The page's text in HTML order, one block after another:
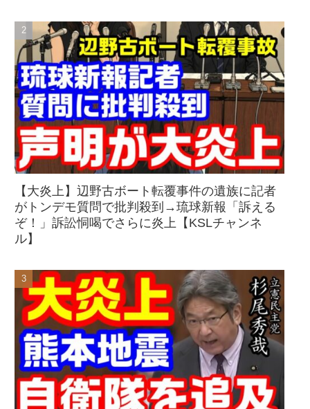
【大炎上】辺野古ボート転覆事件の遺族に記者
がトンデモ質問で批判殺到→琉球新報「訴える
ぞ！」訴訟恫喝でさらに炎上【KSLチャンネ
ル】